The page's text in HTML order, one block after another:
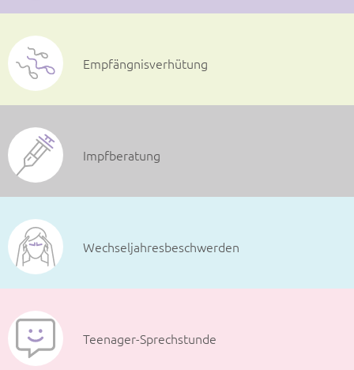
Empfängnisverhütung
Impfberatung
Wechseljahresbeschwerden
Teenager-Sprechstunde